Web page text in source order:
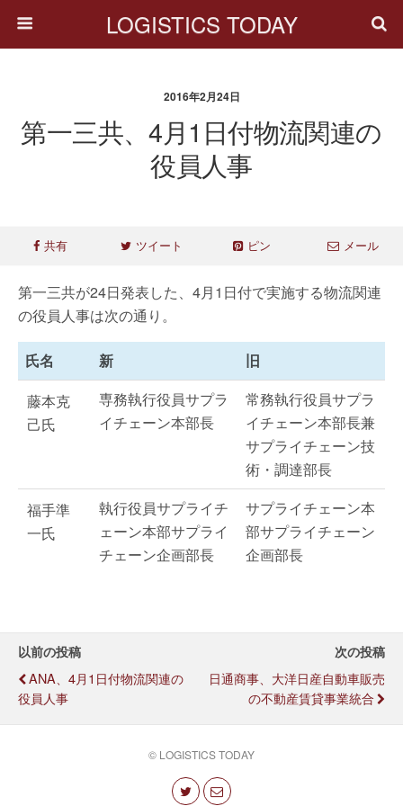
LOGISTICS TODAY
2016年2月24日
第一三共、4月1日付物流関連の
役員人事
共有 ツイート ピン メール
第一三共が24日発表した、4月1日付で実施する物流関連
の役員人事は次の通り。
氏名 新
旧
藤本克
己氏
専務執行役員サプラ
イチェーン本部長
常務執行役員サプラ
イチェーン本部長兼
サプライチェーン技
術・調達部長
福手準
一氏
執行役員サプライチ
ェーン本部サプライ
チェーン企画部長
サプライチェーン本
部サプライチェーン
企画部長
以前の投稿
ANA、4月1日付物流関連の
役員人事
次の投稿
日通商事、大洋日産自動車販売
の不動産賃貸事業統合
© LOGISTICS TODAY